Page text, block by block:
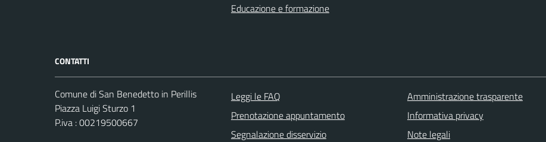
Educazione e formazione
CONTATTI
Comune di San Benedetto in Perillis
Piazza Luigi Sturzo 1
P.iva : 00219500667
Leggi le FAQ
Prenotazione appuntamento
Segnalazione disservizio
Amministrazione trasparente
Informativa privacy
Note legali